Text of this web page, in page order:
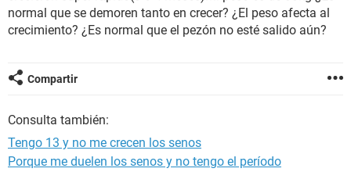
normal que se demoren tanto en crecer? ¿El peso afecta al
crecimiento? ¿Es normal que el pezón no esté salido aún?
Compartir
Consulta también:
Tengo 13 y no me crecen los senos
Porque me duelen los senos y no tengo el período